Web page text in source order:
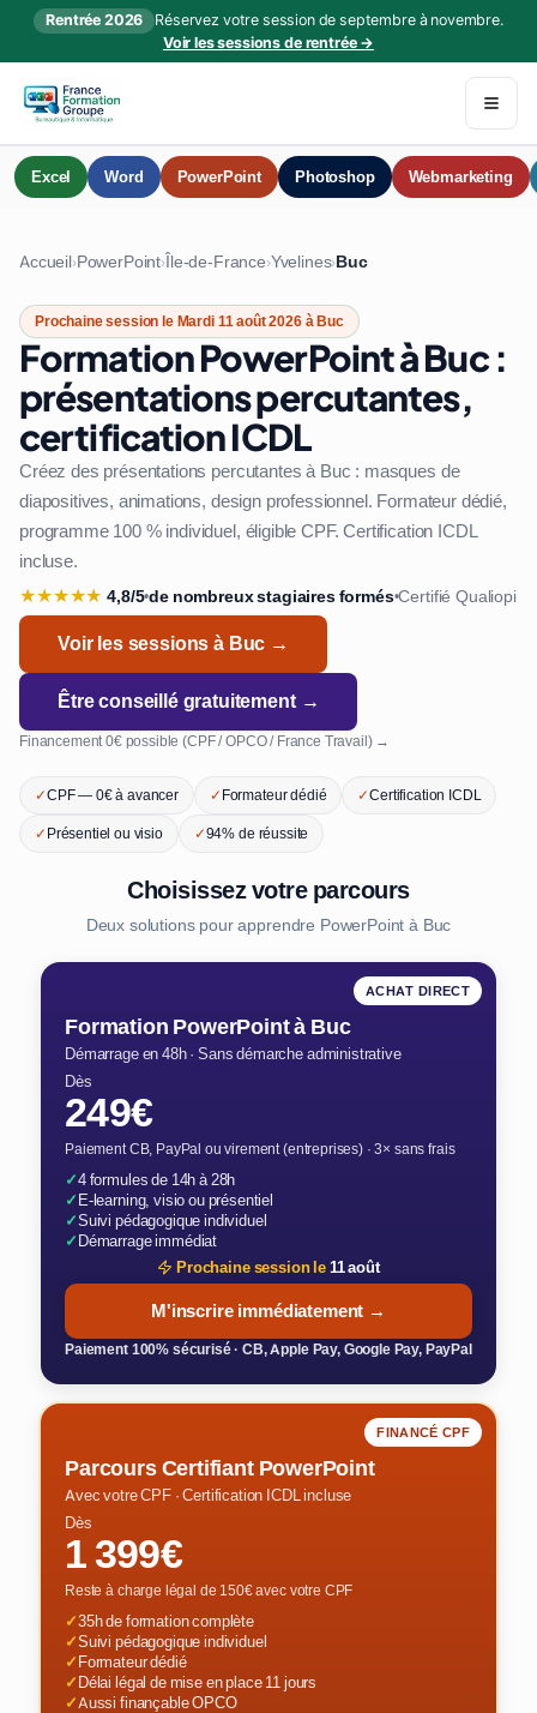
Rentrée 2026
Réservez votre session de septembre à novembre.
Voir les sessions de rentrée →
Excel Word PowerPoint Photoshop Webmarketing
Accueil›PowerPoint›Île-de-France›Yvelines›Buc
Prochaine session le Mardi 11 août 2026 à Buc
Formation PowerPoint à Buc :
présentations percutantes,
certification ICDL
Créez des présentations percutantes à Buc : masques de
diapositives, animations, design professionnel. Formateur dédié,
programme 100 % individuel, éligible CPF. Certification ICDL
incluse.
★★★★★ 4,8/5•de nombreux stagiaires formés•Certifié Qualiopi
Voir les sessions à Buc →
Être conseillé gratuitement →
Financement 0€ possible (CPF / OPCO / France Travail) →
✓CPF — 0€ à avancer ✓Formateur dédié ✓Certification ICDL
✓Présentiel ou visio ✓94% de réussite
Choisissez votre parcours
Deux solutions pour apprendre PowerPoint à Buc
ACHAT DIRECT
Formation PowerPoint à Buc
Démarrage en 48h · Sans démarche administrative
Dès
249€
Paiement CB, PayPal ou virement (entreprises) · 3× sans frais
✓4 formules de 14h à 28h
✓E-learning, visio ou présentiel
✓Suivi pédagogique individuel
✓Démarrage immédiat
Prochaine session le11 août
M'inscrire immédiatement →
Paiement 100% sécurisé · CB, Apple Pay, Google Pay, PayPal
FINANCÉ CPF
Parcours Certifiant PowerPoint
Avec votre CPF · Certification ICDL incluse
Dès
1 399€
Reste à charge légal de 150€ avec votre CPF
✓35h de formation complète
✓Suivi pédagogique individuel
✓Formateur dédié
✓Délai légal de mise en place 11 jours
✓Aussi finançable OPCO